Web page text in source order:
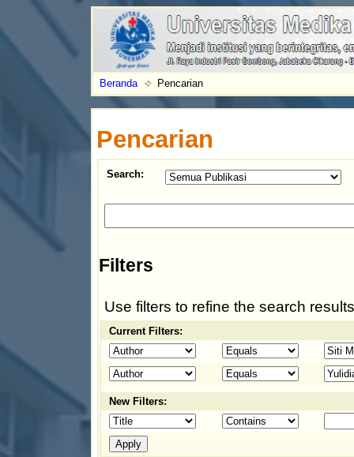
Beranda Pencarian
Pencarian
Search:
Filters
Use filters to refine the search
Current Filters:
New Filters: